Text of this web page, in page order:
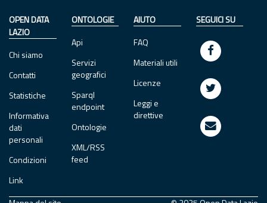
OPEN DATA
LAZIO
Chi siamo
Contatti
Statistiche
Informativa
dati
personali
Condizioni
Link
ONTOLOGIE
Api
Servizi
geografici
Sparql
endpoint
Ontologie
XML/RSS
feed
AIUTO
FAQ
Materiali utili
Licenze
Leggi e
direttive
SEGUICI SU